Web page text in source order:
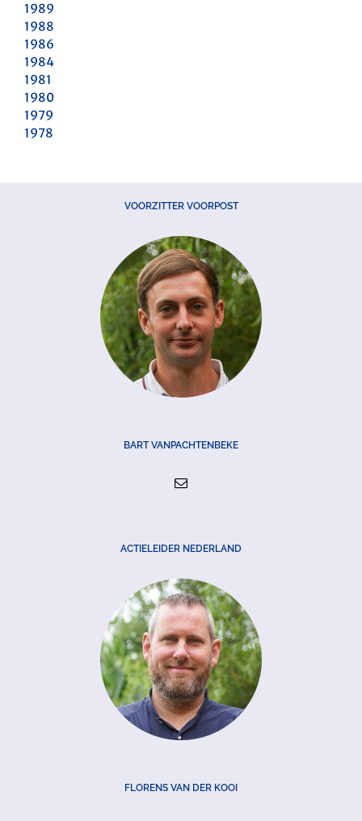
1989
1988
1986
1984
1981
1980
1979
1978
VOORZITTER VOORPOST
BART VANPACHTENBEKE
ACTIELEIDER NEDERLAND
FLORENS VAN DER KOOI